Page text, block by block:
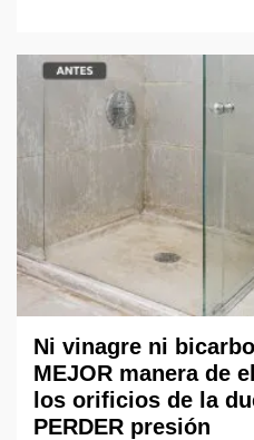
Ni vinagre ni
MEJOR manera de
los orificios de la
PERDER presión